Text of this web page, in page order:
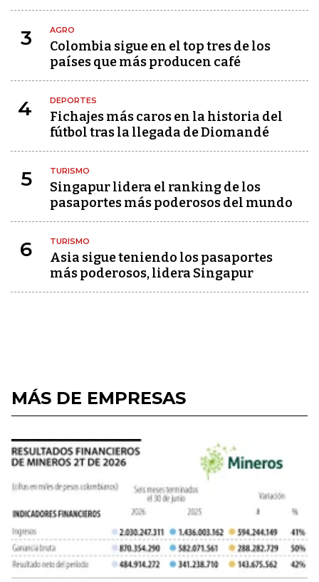
3 AGRO
Colombia sigue en el top tres de los
países que más producen café
4 DEPORTES
Fichajes más caros en la historia del
fútbol tras la llegada de Diomandé
5 TURISMO
Singapur lidera el ranking de los
pasaportes más poderosos del mundo
6 TURISMO
Asia sigue teniendo los pasaportes
más poderosos, lidera Singapur
MÁS DE EMPRESAS